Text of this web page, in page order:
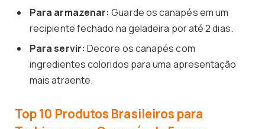
Para armazenar: Guarde os canapés em um
recipiente fechado na geladeira por até 2 dias.
Para servir: Decore os canapés com
ingredientes coloridos para uma apresentação
mais atraente.
Top 10 Produtos Brasileiros para